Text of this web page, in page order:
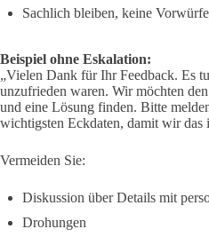
Sachlich bleiben, keine Vorwürfe
Beispiel ohne Eskalation:
„Vielen Dank für Ihr Feedback. Es
unzufrieden waren. Wir möchten
und eine Lösung finden. Bitte
wichtigsten Eckdaten, damit wir das
Vermeiden Sie:
Diskussion über Details mit
Drohungen